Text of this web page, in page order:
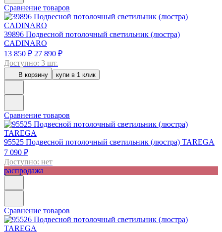
Сравнение товаров
39896 Подвесной потолочный светильник (люстра)
CADINARO
13 850 ₽ 27 890 ₽
Доступно: 3 шт.
В корзину купи в 1 клик
Сравнение товаров
95525 Подвесной потолочный светильник (люстра) TAREGA
7 090 ₽
Доступно: нет
распродажа
Сравнение товаров